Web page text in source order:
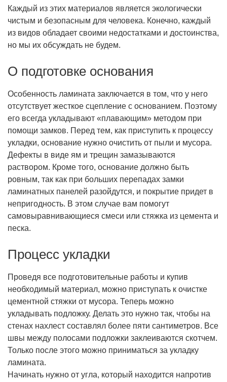
Каждый из этих материалов является экологически
чистым и безопасным для человека. Конечно, каждый
из видов обладает своими недостатками и достоинства,
но мы их обсуждать не будем.
О подготовке основания
Особенность ламината заключается в том, что у него
отсутствует жесткое сцепление с основанием. Поэтому
его всегда укладывают «плавающим» методом при
помощи замков. Перед тем, как приступить к процессу
укладки, основание нужно очистить от пыли и мусора.
Дефекты в виде ям и трещин замазываются
раствором. Кроме того, основание должно быть
ровным, так как при больших перепадах замки
ламинатных панелей разойдутся, и покрытие придет в
непригодность. В этом случае вам помогут
самовыравнивающиеся смеси или стяжка из цемента и
песка.
Процесс укладки
Проведя все подготовительные работы и купив
необходимый материал, можно приступать к очистке
цементной стяжки от мусора. Теперь можно
укладывать подложку. Делать это нужно так, чтобы на
стенах нахлест составлял более пяти сантиметров. Все
швы между полосами подложки заклеиваются скотчем.
Только после этого можно приниматься за укладку
ламината.
Начинать нужно от угла, который находится напротив